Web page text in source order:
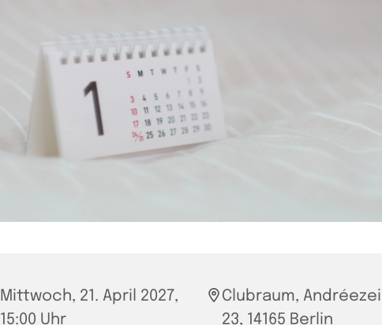
Mittwoch, 21. April 2027,
15:00 Uhr
Clubraum,
23, 14165 Berlin